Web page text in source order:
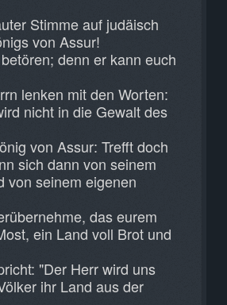
Stimme auf judäisch
von Assur!
denn er kann euch
lenken mit den Worten:
nicht in die Gewalt des
von Assur: Trefft doch
sich dann von seinem
von seinem eigenen
das eurem
ein Land voll Brot und
"Der Herr wird uns
ihr Land aus der